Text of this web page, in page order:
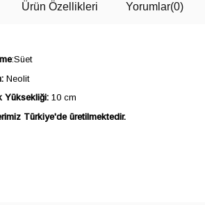
Ürün Özellikleri Yorumlar(0)
:Süet
Neolit
Yüksekliği: 10 cm
Türkiye'de üretilmektedir.